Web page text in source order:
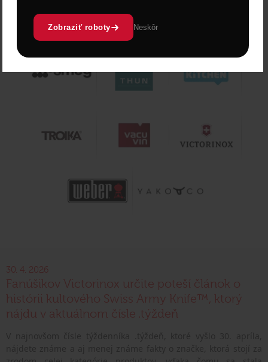
30. 4. 2026
Fanúšikov Victorinox určite poteší článok o
histórii kultového Swiss Army Knife™, ktorý
nájdu v aktuálnom čísle .týždeň
Zobraziť roboty Neskôr